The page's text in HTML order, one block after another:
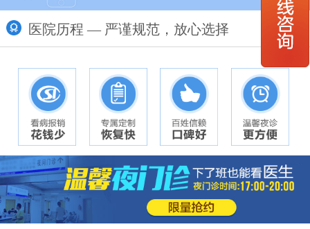
医院历程 — 严谨规范，放心选择 更多>>